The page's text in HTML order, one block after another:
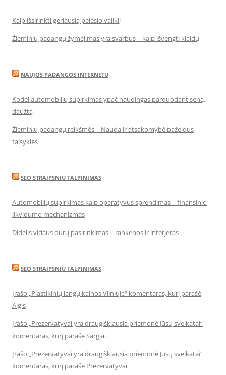
Kaip išsirinkti geriausią pelėsio valiklį
Žieminių padangų žymėjimas yra svarbus – kaip išvengti klaidų
NAUJOS PADANGOS INTERNETU
Kodėl automobilių supirkimas ypač naudingas parduodant seną,
daužtą
Žieminių padangų reikšmės – Nauda ir atsakomybė pažeidus
taisykles
SEO STRAIPSNIU TALPINIMAS
Automobilių supirkimas kaip operatyvus sprendimas – finansinio
likvidumo mechanizmas
Didelis vidaus durų pasirinkimas – rankenos ir interjeras
SEO STRAIPSNIU TALPINIMAS
Įrašo „Plastikinių langų kainos Vilniuje“ komentaras, kurį parašė
Algis
Įrašo „Prezervatyvai yra draugiškiausia priemonė Jūsų sveikatai“
komentaras, kurį parašė Sargiai
Įrašo „Prezervatyvai yra draugiškiausia priemonė Jūsų sveikatai“
komentaras, kurį parašė Prezervatyvai